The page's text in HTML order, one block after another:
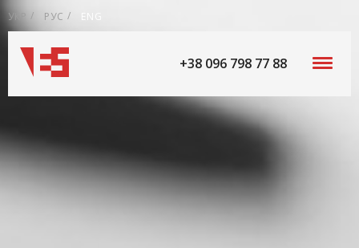
УКР РУС ENG
+38 096 798 77 88